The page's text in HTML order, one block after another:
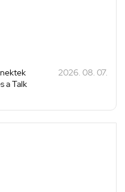
a Talk
2026. 08. 07.